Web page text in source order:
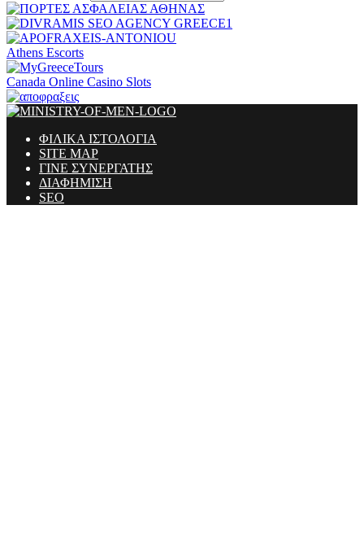
Athens Escorts
Canada Online Casino Slots
ΦΙΛΙΚΑ ΙΣΤΟΛΟΓΙΑ
SITE MAP
ΓΙΝΕ ΣΥΝΕΡΓΑΤΗΣ
ΔΙΑΦΗΜΙΣΗ
SEO